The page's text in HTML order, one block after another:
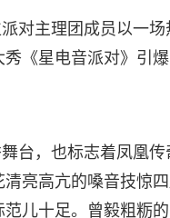
对主理团成员以一场
《星电音派对》引
台，也标志着凤凰传
清亮高亢的嗓音技惊
儿十足。曾毅粗粝